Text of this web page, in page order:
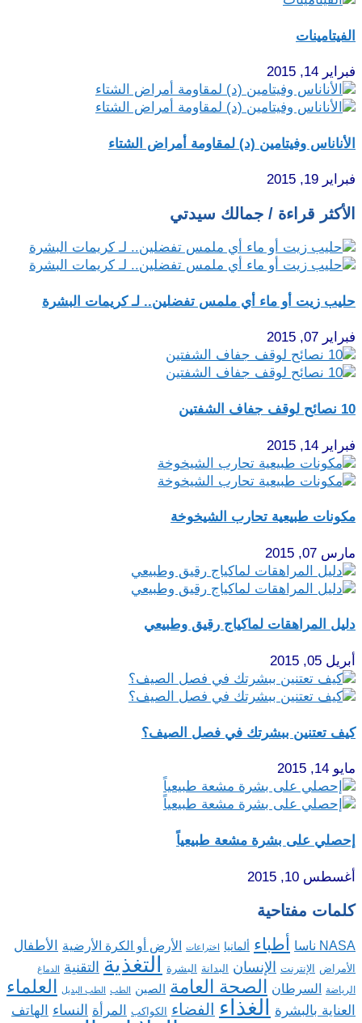
الفيتامينات
فبراير 14, 2015
الأناناس وفيتامين (د) لمقاومة أمراض الشتاء
فبراير 19, 2015
الأكثر قراءة / جمالك سيدتي
حليب زيت أو ماء أي ملمس تفضلين.. لـ كريمات البشرة
فبراير 07, 2015
10 نصائح لوقف جفاف الشفتين
فبراير 14, 2015
مكونات طبيعية تحارب الشيخوخة
مارس 07, 2015
دليل المراهقات لماكياج رقيق وطبيعي
أبريل 05, 2015
كيف تعتنين ببشرتك في فصل الصيف؟
مايو 14, 2015
إحصلي على بشرة مشعة طبيعياً
أغسطس 10, 2015
كلمات مفتاحية
NASA ناسا أطباء ألمانيا اختراعات الأرض أو الكرة الأرضية الأطفال
الأمراض الإنترنت الإنسان البدانة البشرة التغذية التقنية الدماغ
الرياضة السرطان الصحة العامة الصين الطب الطب البديل العلماء
العناية بالبشرة الغذاء الفضاء الكواكب المرأة النساء الهاتف